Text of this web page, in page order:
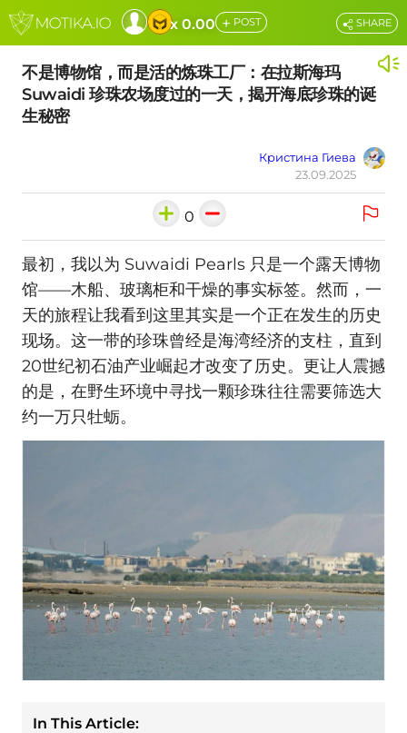
x 0.00 + POST
不是博物馆，而是活的炼珠工厂：在拉斯海玛
Suwaidi 珍珠农场度过的一天，揭开海底珍珠的诞
生秘密
Кристина Гиева
23.09.2025
SHARE
0
最初，我以为 Suwaidi Pearls 只是一个露天博物
馆——木船、玻璃柜和干燥的事实标签。然而，一
天的旅程让我看到这里其实是一个正在发生的历史
现场。这一带的珍珠曾经是海湾经济的支柱，直到
20世纪初石油产业崛起才改变了历史。更让人震撼
的是，在野生环境中寻找一颗珍珠往往需要筛选大
约一万只牡蛎。
In This Article: